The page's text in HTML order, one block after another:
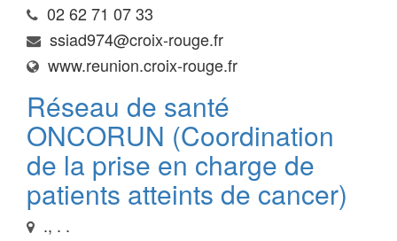
02 62 71 07 33
ssiad974@croix-rouge.fr
www.reunion.croix-rouge.fr
Réseau de santé
ONCORUN (Coordination
de la prise en charge de
patients atteints de cancer)
., . .